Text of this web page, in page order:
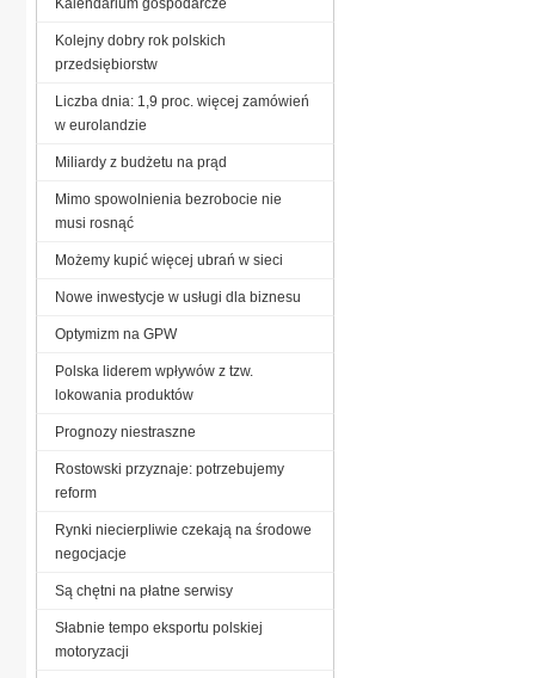
Kolejny dobry rok polskich
przedsiębiorstw
Liczba dnia: 1,9 proc. więcej zamówień
w eurolandzie
Miliardy z budżetu na prąd
Mimo spowolnienia bezrobocie nie
musi rosnąć
Możemy kupić więcej ubrań w sieci
Nowe inwestycje w usługi dla biznesu
Optymizm na GPW
Polska liderem wpływów z tzw.
lokowania produktów
Prognozy niestraszne
Rostowski przyznaje: potrzebujemy
reform
Rynki niecierpliwie czekają na środowe
negocjacje
Są chętni na płatne serwisy
Słabnie tempo eksportu polskiej
motoryzacji